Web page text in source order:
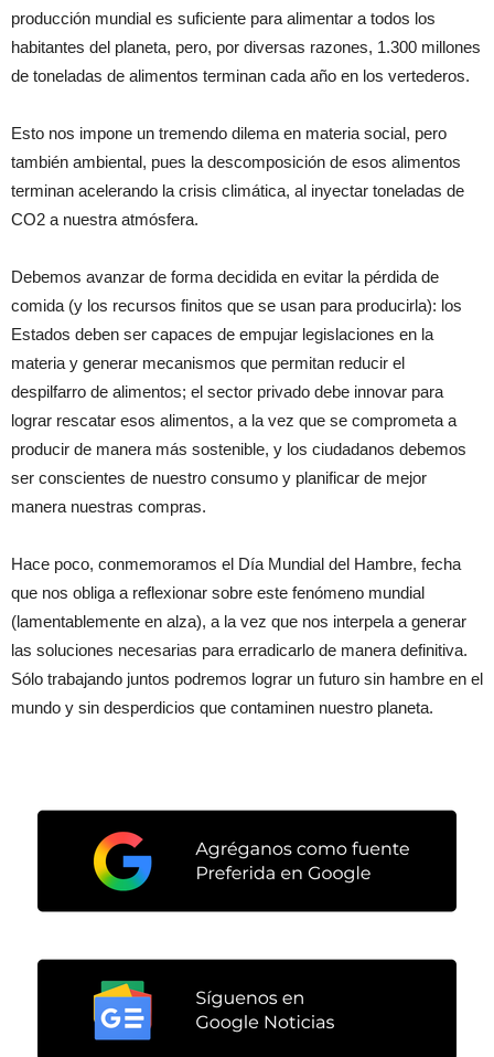
producción mundial es suficiente para alimentar a todos los
habitantes del planeta, pero, por diversas razones, 1.300 millones
de toneladas de alimentos terminan cada año en los vertederos.
Esto nos impone un tremendo dilema en materia social, pero
también ambiental, pues la descomposición de esos alimentos
terminan acelerando la crisis climática, al inyectar toneladas de
CO2 a nuestra atmósfera.
Debemos avanzar de forma decidida en evitar la pérdida de
comida (y los recursos finitos que se usan para producirla): los
Estados deben ser capaces de empujar legislaciones en la
materia y generar mecanismos que permitan reducir el
despilfarro de alimentos; el sector privado debe innovar para
lograr rescatar esos alimentos, a la vez que se comprometa a
producir de manera más sostenible, y los ciudadanos debemos
ser conscientes de nuestro consumo y planificar de mejor
manera nuestras compras.
Hace poco, conmemoramos el Día Mundial del Hambre, fecha
que nos obliga a reflexionar sobre este fenómeno mundial
(lamentablemente en alza), a la vez que nos interpela a generar
las soluciones necesarias para erradicarlo de manera definitiva.
Sólo trabajando juntos podremos lograr un futuro sin hambre en el
mundo y sin desperdicios que contaminen nuestro planeta.